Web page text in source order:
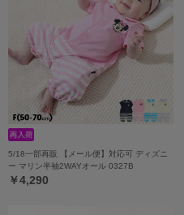
5/18一部再販 【メール便】対応可 ディズニ
ー マリン半袖2WAYオール 0327B
￥4,290